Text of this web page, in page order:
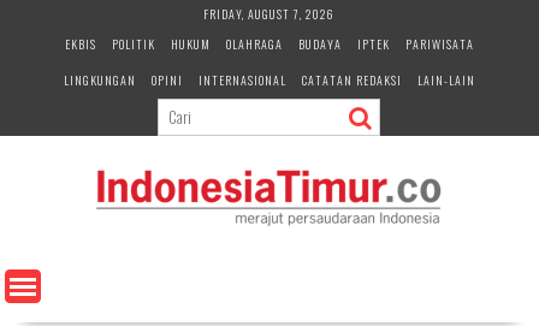
e
n
FRIDAY, AUGUST 7, 2026
EKBIS
POLITIK HUKUM OLAHRAGA BUDAYA IPTEK
PARIWISATA
LINGKUNGAN
OPINI INTERNASIONAL CATATAN REDAKSI LAIN-LAIN